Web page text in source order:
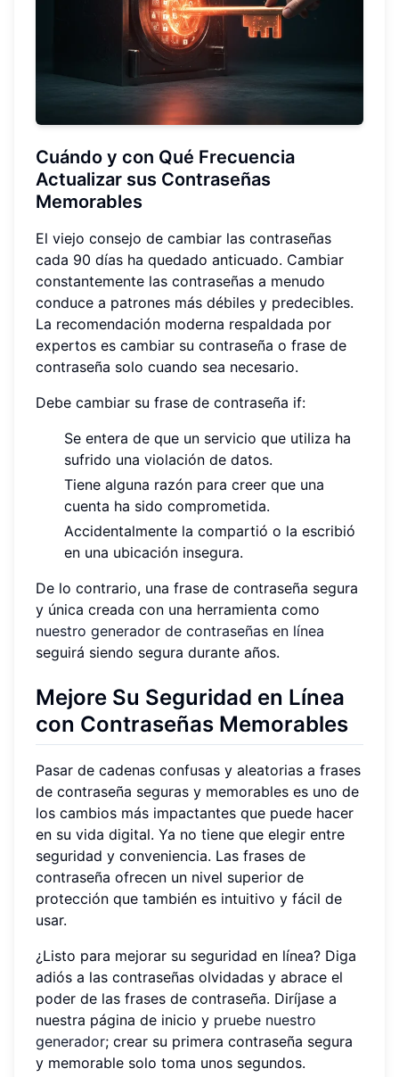
Cuándo y con Qué Frecuencia
Actualizar sus Contraseñas
Memorables
El viejo consejo de cambiar las contraseñas
cada 90 días ha quedado anticuado. Cambiar
constantemente las contraseñas a menudo
conduce a patrones más débiles y predecibles.
La recomendación moderna respaldada por
expertos es cambiar su contraseña o frase de
contraseña solo cuando sea necesario.
Debe cambiar su frase de contraseña if:
Se entera de que un servicio que utiliza ha
sufrido una violación de datos.
Tiene alguna razón para creer que una
cuenta ha sido comprometida.
Accidentalmente la compartió o la escribió
en una ubicación insegura.
De lo contrario, una frase de contraseña segura
y única creada con una herramienta como
nuestro generador de contraseñas en línea
seguirá siendo segura durante años.
Mejore Su Seguridad en Línea
con Contraseñas Memorables
Pasar de cadenas confusas y aleatorias a frases
de contraseña seguras y memorables es uno de
los cambios más impactantes que puede hacer
en su vida digital. Ya no tiene que elegir entre
seguridad y conveniencia. Las frases de
contraseña ofrecen un nivel superior de
protección que también es intuitivo y fácil de
usar.
¿Listo para mejorar su seguridad en línea? Diga
adiós a las contraseñas olvidadas y abrace el
poder de las frases de contraseña. Diríjase a
nuestra página de inicio y pruebe nuestro
generador; crear su primera contraseña segura
y memorable solo toma unos segundos.